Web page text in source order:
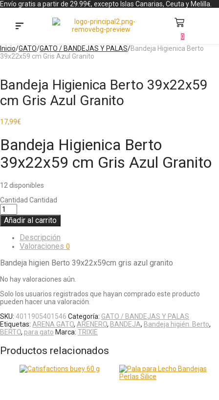
Envío gratis a partir de 29.99€, excepto Islas Canarias, Ceuta y Melilla.
0
Inicio/GATO/GATO / BANDEJAS Y PALAS/Bandeja Higienica Berto
39x22x59 cm Gris Azul Granito
Bandeja Higienica Berto 39x22x59
cm Gris Azul Granito
17,99€
Bandeja Higienica Berto
39x22x59 cm Gris Azul Granito
12 disponibles
Cantidad Cantidad
Añadir al carrito
Descripción
Valoraciones 0
Bandeja higien Berto 39x22x59cm gris azul granito
No hay valoraciones aún.
Solo los usuarios registrados que hayan comprado este producto
pueden hacer una valoración.
SKU: 4011905401546 Categoría: GATO / BANDEJAS Y PALAS
Etiquetas: ARENA GATO, ARENERO, BANDEJA, Bandeja higién. Berto,
BERTO, para gato Marca: TRIXIE
Productos relacionados